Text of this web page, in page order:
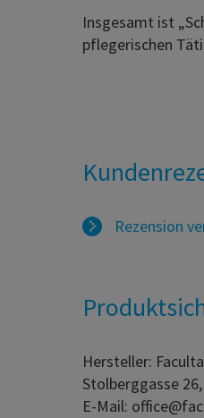
Insgesamt ist
pflegerischen
Rezension
Hersteller:
Stolberggasse
E-Mail: